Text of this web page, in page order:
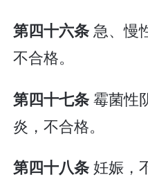
第四十六条急、慢
不合格。
第四十七条霉菌性
炎，不合格。
第四十八条妊娠，